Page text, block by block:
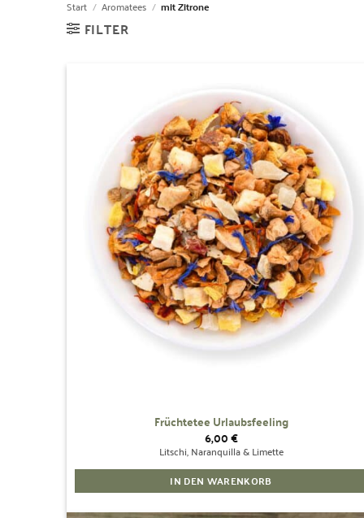
Start / Aromatees / mit Zitrone
FILTER
hinzufügen
Früchtetee Urlaubsfeeling
6,00€
Litschi, Naranquilla & Limette
IN DEN WARENKORB